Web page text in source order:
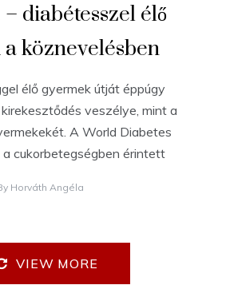
diabétesszel élő
köznevelésben
élő gyermek útját éppúgy
veszélye, mint a
A World Diabetes
a cukorbetegségben érintett
Horváth Angéla
VIEW MORE